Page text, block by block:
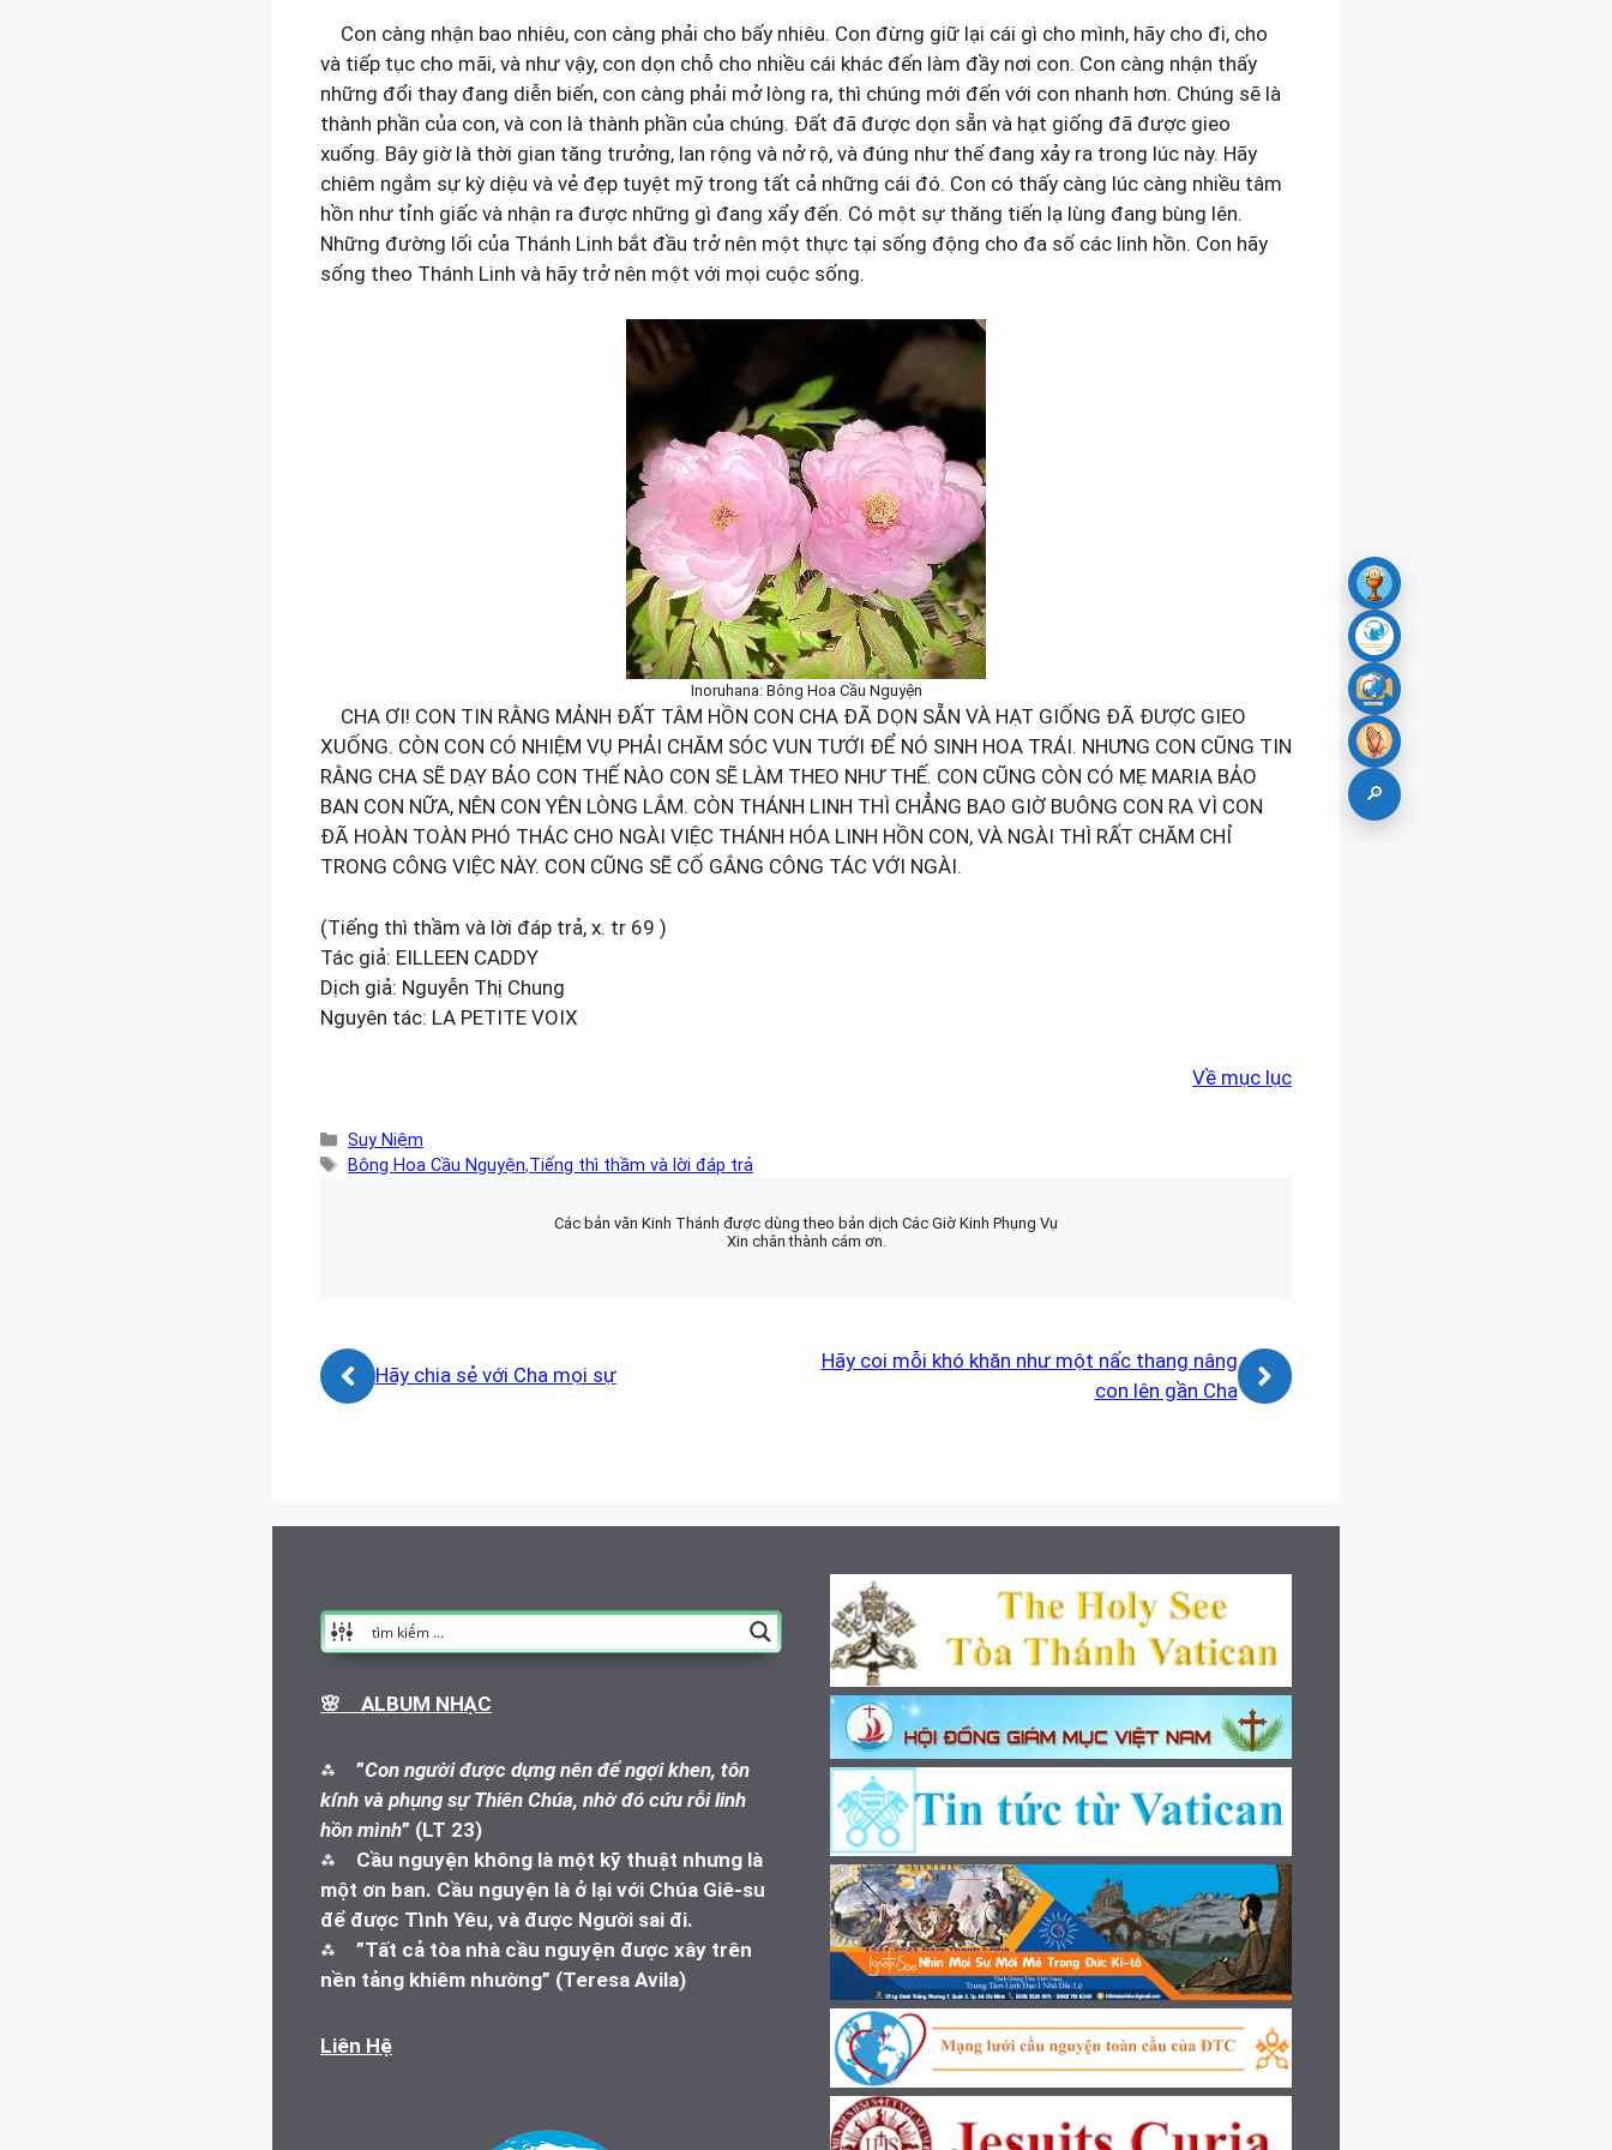
Con càng nhận bao nhiêu, con càng phải cho bấy nhiêu. Con đừng giữ lại cái gì cho mình, hãy cho đi, cho
và tiếp tục cho mãi, và như vậy, con dọn chỗ cho nhiều cái khác đến làm đầy nơi con. Con càng nhận thấy
những đổi thay đang diễn biến, con càng phải mở lòng ra, thì chúng mới đến với con nhanh hơn. Chúng sẽ là
thành phần của con, và con là thành phần của chúng. Đất đã được dọn sẵn và hạt giống đã được gieo
xuống. Bây giờ là thời gian tăng trưởng, lan rộng và nở rộ, và đúng như thế đang xảy ra trong lúc này. Hãy
chiêm ngắm sự kỳ diệu và vẻ đẹp tuyệt mỹ trong tất cả những cái đó. Con có thấy càng lúc càng nhiều tâm
hồn như tỉnh giấc và nhận ra được những gì đang xẩy đến. Có một sự thăng tiến lạ lùng đang bùng lên.
Những đường lối của Thánh Linh bắt đầu trở nên một thực tại sống động cho đa số các linh hồn. Con hãy
sống theo Thánh Linh và hãy trở nên một với mọi cuộc sống.
Inoruhana: Bông Hoa Cầu Nguyện
CHA ƠI! CON TIN RẰNG MẢNH ĐẤT TÂM HỒN CON CHA ĐÃ DỌN SẴN VÀ HẠT GIỐNG ĐÃ ĐƯỢC GIEO
XUỐNG. CÒN CON CÓ NHIỆM VỤ PHẢI CHĂM SÓC VUN TƯỚI ĐỂ NÓ SINH HOA TRÁI. NHƯNG CON CŨNG TIN
RẰNG CHA SẼ DẠY BẢO CON THẾ NÀO CON SẼ LÀM THEO NHƯ THẾ. CON CŨNG CÒN CÓ MẸ MARIA BẢO
BAN CON NỮA, NÊN CON YÊN LÒNG LẮM. CÒN THÁNH LINH THÌ CHẲNG BAO GIỜ BUÔNG CON RA VÌ CON
ĐÃ HOÀN TOÀN PHÓ THÁC CHO NGÀI VIỆC THÁNH HÓA LINH HỒN CON, VÀ NGÀI THÌ RẤT CHĂM CHỈ
TRONG CÔNG VIỆC NÀY. CON CŨNG SẼ CỐ GẮNG CÔNG TÁC VỚI NGÀI.
(Tiếng thì thầm và lời đáp trả, x. tr 69 )
Tác giả: EILLEEN CADDY
Dịch giả: Nguyễn Thị Chung
Nguyên tác: LA PETITE VOIX
Về mục lục
Danh
mục
Suy Niệm
Thẻ
Bông Hoa Cầu Nguyện,Tiếng thì thầm và lời đáp trả
Các bản văn Kinh Thánh được dùng theo bản dịch Các Giờ Kinh Phụng Vụ
Xin chân thành cám ơn.
Hãy chia sẻ với Cha mọi sự
Hãy coi mỗi khó khăn như một nấc thang nâng
con lên gần Cha
🌸 ALBUM NHẠC
⁂ ”Con người được dựng nên để ngợi khen, tôn
kính và phụng sự Thiên Chúa, nhờ đó cứu rỗi linh
hồn mình” (LT 23)
⁂ Cầu nguyện không là một kỹ thuật nhưng là
một ơn ban. Cầu nguyện là ở lại với Chúa Giê-su
để được Tình Yêu, và được Người sai đi.
⁂ ”Tất cả tòa nhà cầu nguyện được xây trên
nền tảng khiêm nhường” (Teresa Avila)
Liên Hệ
🔎